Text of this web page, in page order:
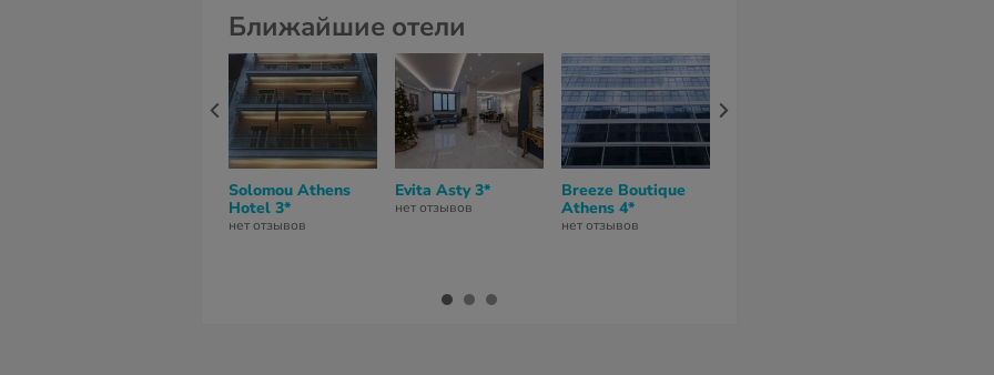
Ближайшие отели
Solomou Athens
Hotel 3*
нет отзывов
Evita Asty 3*
нет отзывов
Breeze Boutique
Athens 4*
нет отзывов